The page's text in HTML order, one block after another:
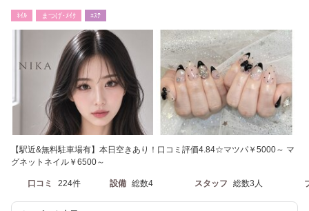
ﾈｲﾙ まつげ･ﾒｲｸ ｴｽﾃ
【駅近&無料駐車場有】本日空きあり！口コミ評価4.84☆マツパ￥5000～ マ
グネットネイル￥6500～
口コミ 224件 設備 総数4 スタッフ 総数3人